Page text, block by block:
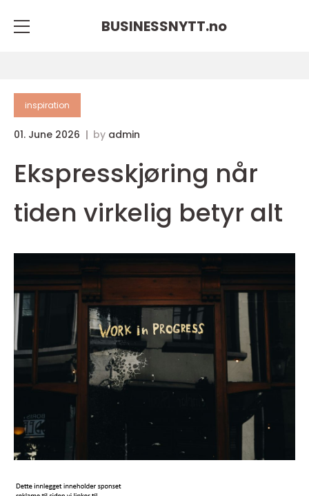
BUSINESSNYTT.no
inspiration
01. June 2026 by admin
Ekspresskjøring når
tiden virkelig betyr alt